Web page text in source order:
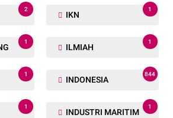
2
IKN
1
1
ILMIAH
1
1
INDONESIA
844
1
INDUSTRI MARITIM
1